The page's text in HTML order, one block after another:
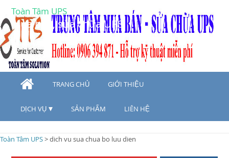
Toàn Tâm UPS
Mua bán, sửa chữa UPS
TRANG CHỦ GIỚI THIỆU
DỊCH VỤ SẢN PHẨM LIÊN HỆ
Toàn Tâm UPS>dich vu sua chua bo luu dien